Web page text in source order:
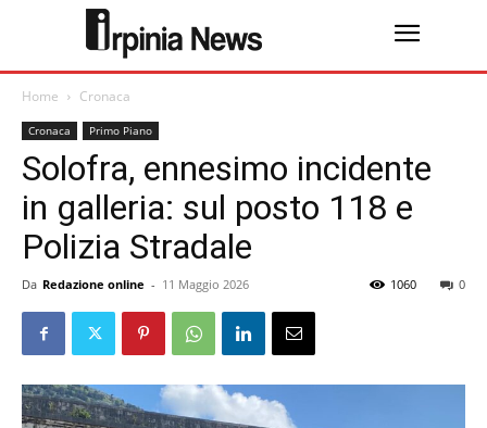
Home Cronaca
Cronaca Primo Piano
Solofra, ennesimo incidente
in galleria: sul posto 118 e
Polizia Stradale
Da Redazione online - 11 Maggio 2026 0
1060